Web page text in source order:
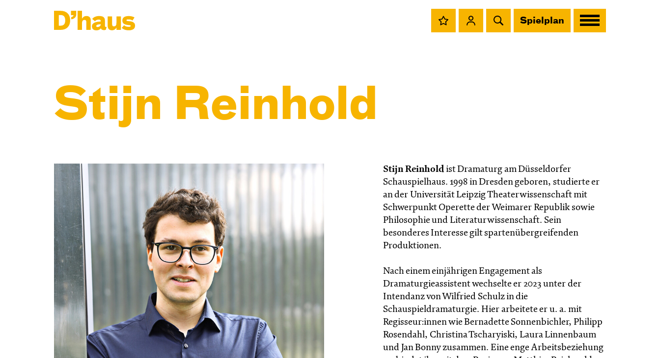
Spielplan
Stijn Reinhold
Stijn Reinholdist Dramaturg am Düsseldorfer
Schauspielhaus. 1998 in Dresden geboren, studierte er
an der Universität Leipzig Theaterwissenschaft mit
Schwerpunkt Operette der Weimarer Republik sowie
Philosophie und Literaturwissenschaft. Sein
besonderes Interesse gilt spartenübergreifenden
Produktionen.
Nach einem einjährigen Engagement als
Dramaturgieassistent wechselte er 2023 unter der
Intendanz von Wilfried Schulz in die
Schauspieldramaturgie. Hier arbeitete er u. a. mit
Regisseur:innen wie Bernadette Sonnenbichler, Philipp
Rosendahl, Christina Tscharyiski, Laura Linnenbaum
und Jan Bonny zusammen. Eine enge Arbeitsbeziehung